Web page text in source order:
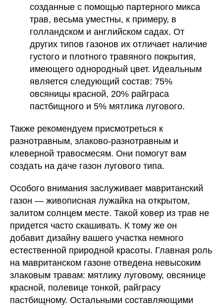
созданные с помощью партерного микса
трав, весьма уместны, к примеру, в
голландском и английском садах. От
других типов газонов их отличает наличие
густого и плотного травяного покрытия,
имеющего однородный цвет. Идеальным
является следующий состав: 75%
овсяницы красной, 20% райграса
пастбищного и 5% мятлика лугового.
Также рекомендуем присмотреться к
разнотравным, злаково-разнотравным и
клеверной травосмесям. Они помогут вам
создать на даче газон лугового типа.
Особого внимания заслуживает мавританский
газон — живописная лужайка на открытом,
залитом солнцем месте. Такой ковер из трав не
придется часто скашивать. К тому же он
добавит дизайну вашего участка немного
естественной природной красоты. Главная роль
на мавританском газоне отведена невысоким
злаковым травам: мятлику луговому, овсянице
красной, полевице тонкой, райграсу
пастбищному. Остальными составляющими